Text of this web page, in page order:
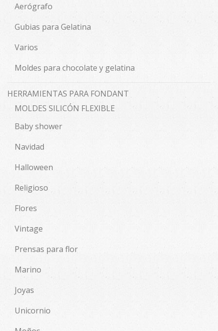
Aerógrafo
Gubias para Gelatina
Varios
Moldes para chocolate y gelatina
HERRAMIENTAS PARA FONDANT
MOLDES SILICÓN FLEXIBLE
Baby shower
Navidad
Halloween
Religioso
Flores
Vintage
Prensas para flor
Marino
Joyas
Unicornio